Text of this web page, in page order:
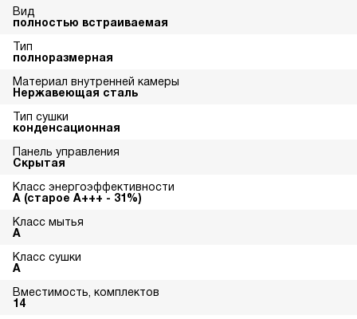
Вид
полностью встраиваемая
Тип
полноразмерная
Материал внутренней камеры
Нержавеющая сталь
Тип сушки
конденсационная
Панель управления
Скрытая
Класс энергоэффективности
A (старое A+++ - 31%)
Класс мытья
A
Класс сушки
A
Вместимость, комплектов
14